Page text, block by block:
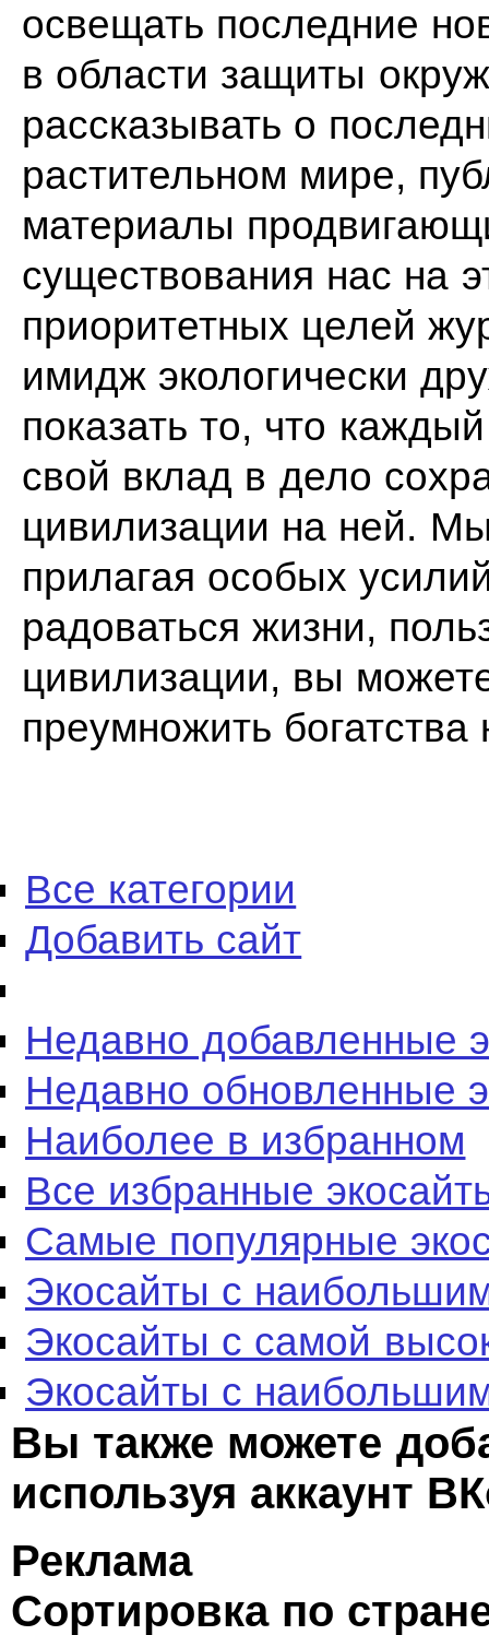
освещать последние
в области защиты
рассказывать о
растительном мире,
материалы
существования нас на
приоритетных целей
имидж экологически
показать то, что
свой вклад в дело
цивилизации на ней.
прилагая особых
радоваться жизни,
цивилизации, вы
преумножить
Все категории
Добавить сайт
Недавно добавленные
Недавно обновленные
Наиболее в избранном
Все избранные
Самые популярные
Экосайты с
Экосайты с самой
Экосайты с
Вы также можете
используя аккаунт
Реклама
Сортировка по